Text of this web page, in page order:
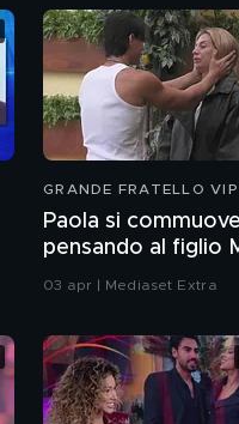
GRANDE FRATELLO VIP
Paola si commuove
pensando al figlio
03 apr | Mediaset Extra